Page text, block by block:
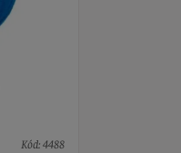
Kód: 4488